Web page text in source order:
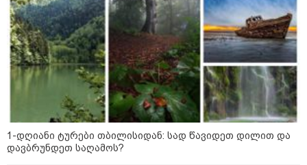
14:14 / 06-08-2026
"მეც ერთ-ერთი მათგანი ვიყავი, ვინც
ლიფტში გაიჭედა" - ლევან მახაშვილი
16:37 / 06-08-2026
1-დღიანი ტურები თბილისიდან: სად წავიდეთ დილით და
დავბრუნდეთ საღამოს?